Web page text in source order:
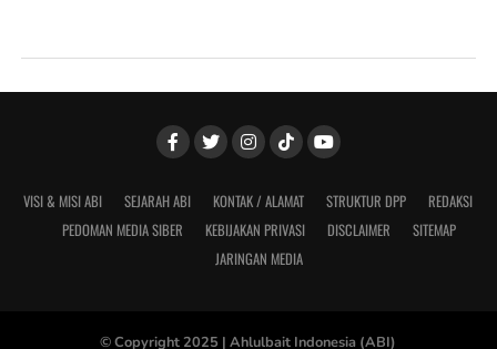
VISI & MISI ABI SEJARAH ABI KONTAK / ALAMAT STRUKTUR DPP
REDAKSI
PEDOMAN MEDIA SIBER
KEBIJAKAN PRIVASI DISCLAIMER
SITEMAP
JARINGAN MEDIA
© Copyright 2025 | Ahlulbait Indonesia (ABI)